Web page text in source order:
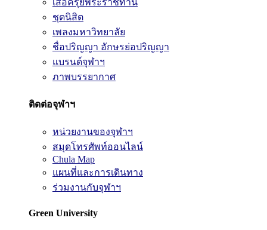
ชุดนิสิต
เพลงมหาวิทยาลัย
ชื่อปริญญา อักษรย่อปริญญา
แบรนด์จุฬาฯ
ภาพบรรยากาศ
ติดต่อจุฬาฯ
หน่วยงานของจุฬาฯ
สมุดโทรศัพท์ออนไลน์
Chula Map
แผนที่และการเดินทาง
ร่วมงานกับจุฬาฯ
Green University